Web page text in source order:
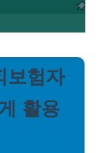
보험자
활용